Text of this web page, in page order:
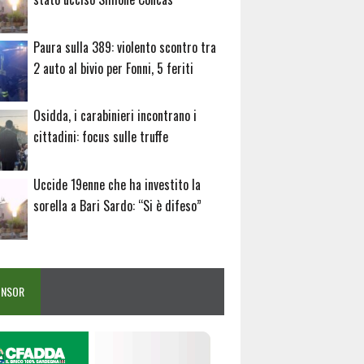
Paura sulla 389: violento scontro tra
2 auto al bivio per Fonni, 5 feriti
Osidda, i carabinieri incontrano i
cittadini: focus sulle truffe
Uccide 19enne che ha investito la
sorella a Bari Sardo: “Si è difeso”